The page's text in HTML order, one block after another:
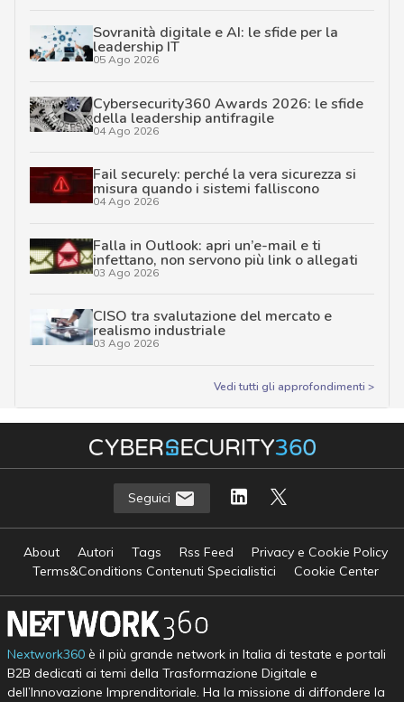
Sovranità digitale e AI: le sfide per la
leadership IT
05 Ago 2026
Cybersecurity360 Awards 2026: le sfide
della leadership antifragile
04 Ago 2026
Fail securely: perché la vera sicurezza si
misura quando i sistemi falliscono
04 Ago 2026
Falla in Outlook: apri un’e-mail e ti
infettano, non servono più link o allegati
03 Ago 2026
CISO tra svalutazione del mercato e
realismo industriale
03 Ago 2026
Vedi tutti gli approfondimenti >
Seguici
About Autori Tags Rss Feed
Privacy e Cookie Policy
Terms&Conditions Contenuti Specialistici
Cookie Center
Nextwork360è il più grande network in Italia di testate e portali
B2B dedicati ai temi della Trasformazione Digitale e
dell’Innovazione Imprenditoriale. Ha la missione di diffondere la